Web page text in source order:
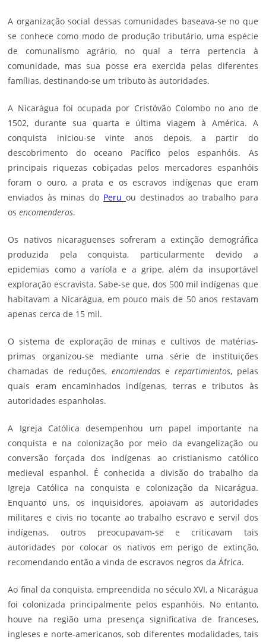
A organização social dessas comunidades baseava-se no que
se conhece como modo de produção tributário, uma espécie
de comunalismo agrário, no qual a terra pertencia à
comunidade, mas sua posse era exercida pelas diferentes
famílias, destinando-se um tributo às autoridades.
A Nicarágua foi ocupada por Cristóvão Colombo no ano de
1502, durante sua quarta e última viagem à América. A
conquista iniciou-se vinte anos depois, a partir do
descobrimento do oceano Pacífico pelos espanhóis. As
principais riquezas cobiçadas pelos mercadores espanhóis
foram o ouro, a prata e os escravos indígenas que eram
enviados às minas do Peru ou destinados ao trabalho para
osencomenderos.
Os nativos nicaraguenses sofreram a extinção demográfica
produzida pela conquista, particularmente devido a
epidemias como a varíola e a gripe, além da insuportável
exploração escravista. Sabe-se que, dos 500 mil indígenas que
habitavam a Nicarágua, em pouco mais de 50 anos restavam
apenas cerca de 15 mil.
O sistema de exploração de minas e cultivos de matérias-
primas organizou-se mediante uma série de instituições
chamadas de reduções, encomiendas e repartimientos, pelas
quais eram encaminhados indígenas, terras e tributos às
autoridades espanholas.
A Igreja Católica desempenhou um papel importante na
conquista e na colonização por meio da evangelização ou
conversão forçada dos indígenas ao cristianismo católico
medieval espanhol. É conhecida a divisão do trabalho da
Igreja Católica na conquista e colonização da Nicarágua.
Enquanto uns, os inquisidores, apoiavam as autoridades
militares e civis no tocante ao trabalho escravo e servil dos
indígenas, outros preocupavam-se e criticavam tais
autoridades por colocar os nativos em perigo de extinção,
recomendando então a vinda de escravos negros da África.
Ao final da conquista, empreendida no século XVI, a Nicarágua
foi colonizada principalmente pelos espanhóis. No entanto,
houve na região uma presença significativa de franceses,
ingleses e norte-americanos, sob diferentes modalidades, tais